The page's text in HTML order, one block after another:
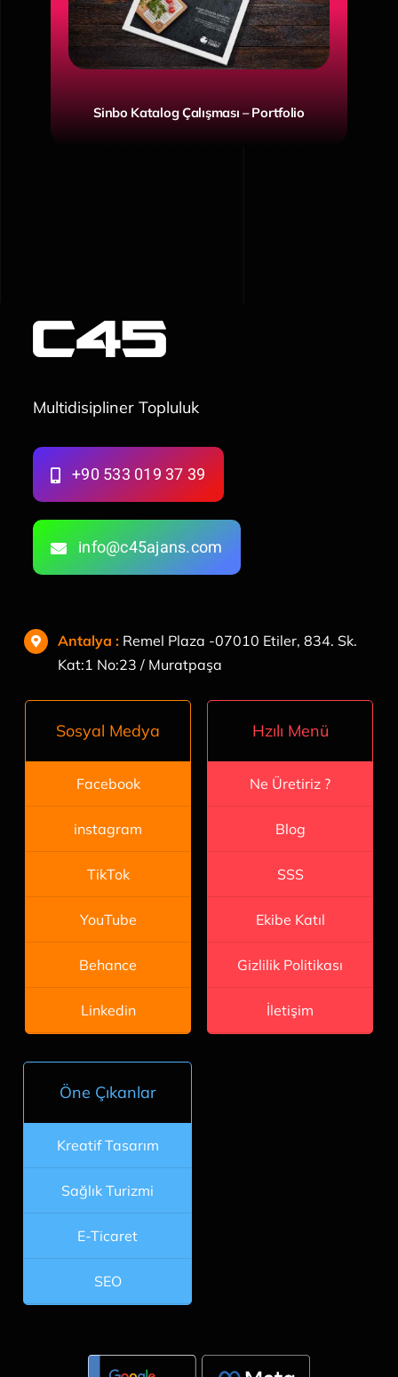
Sinbo Katalog Çalışması – Portfolio
Multidisipliner Topluluk
+90 533 019 37 39
info@c45ajans.com
Sosyal Medya
Facebook
instagram
TikTok
YouTube
Behance
Linkedin
Hzılı Menü
Ne Üretiriz ?
Blog
SSS
Ekibe Katıl
Gizlilik Politikası
İletişim
Öne Çıkanlar
Kreatif Tasarım
Sağlık Turizmi
E-Ticaret
SEO
Antalya : Remel Plaza -07010 Etiler, 834. Sk.
Kat:1 No:23 / Muratpaşa